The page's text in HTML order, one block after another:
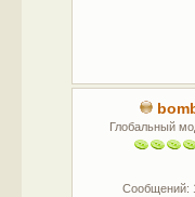
Глобальный
Сообщений: